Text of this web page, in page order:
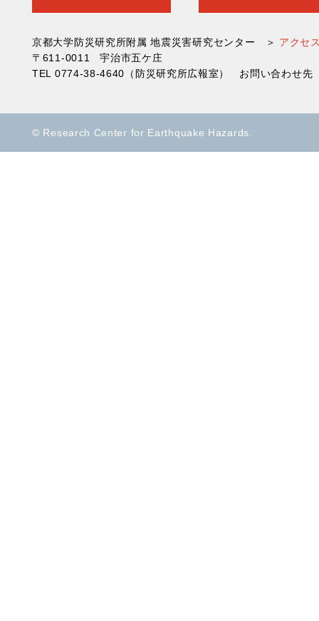
京都大学防災研究所附属 地震災害研究センター ＞ アクセ
〒611-0011 宇治市五ケ庄
TEL 0774-38-4640（防災研究所広報室） お問い合わせ先
© Research Center for Earthquake Hazards.